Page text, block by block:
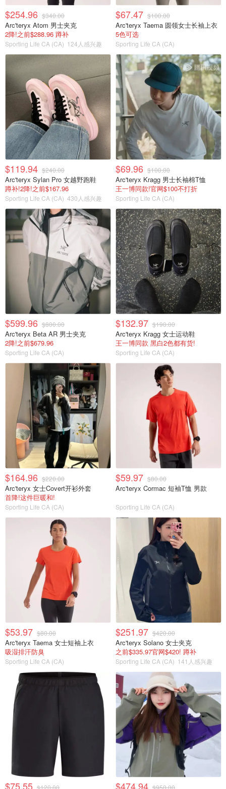
$254.96 $340.00
Arc'teryx Atom 男士夹克
2降!之前$288.96 蹲补
Sporting Life CA (CA) 124人感兴趣
$67.47 $100.00
Arc'teryx Taema 圆领女士长袖上衣
5色可选
Sporting Life CA (CA)
$119.94 $240.00
Arc'teryx Sylan Pro 女越野跑鞋
蹲补!2降!之前$167.96
Sporting Life CA (CA) 430人感兴趣
$69.96 $100.00
Arc'teryx Kragg 男士长袖棉T恤
王一博同款!官网$100不打折
Sporting Life CA (CA)
$599.96 $800.00
Arc'teryx Beta AR 男士夹克
2降!之前$679.96
Sporting Life CA (CA)
$132.97 $190.00
Arc'teryx Kragg 女士运动鞋
王一博同款 黑白2色都有货!
Sporting Life CA (CA)
$164.96 $220.00
Arc'teryx 女士Covert开衫外套
首降!这件巨暖和!
Sporting Life CA (CA)
$59.97 $80.00
Arc'teryx Cormac 短袖T恤 男款
Sporting Life CA (CA)
$53.97 $80.00
Arc'teryx Taema 女士短袖上衣
吸湿排汗防臭
Sporting Life CA (CA)
$251.97 $420.00
Arc'teryx Solano 女士夹克
之前$335.97官网$420! 蹲补
Sporting Life CA (CA) 141人感兴趣
$75.55 $120.00 $474.94 $950.00